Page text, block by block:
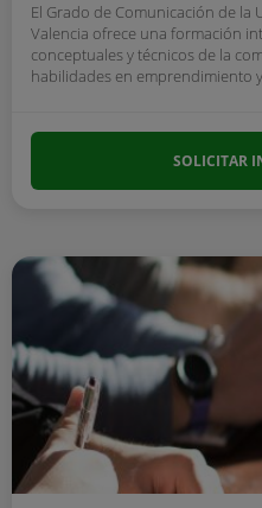
El Grado de Comunicación de
Valencia ofrece una formación
conceptuales y técnicos de la
habilidades en emprendimiento
SOLICITAR